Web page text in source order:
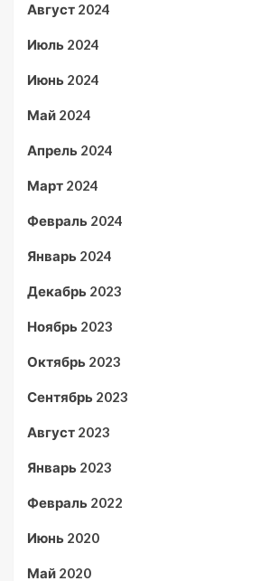
Август 2024
Июль 2024
Июнь 2024
Май 2024
Апрель 2024
Март 2024
Февраль 2024
Январь 2024
Декабрь 2023
Ноябрь 2023
Октябрь 2023
Сентябрь 2023
Август 2023
Январь 2023
Февраль 2022
Июнь 2020
Май 2020